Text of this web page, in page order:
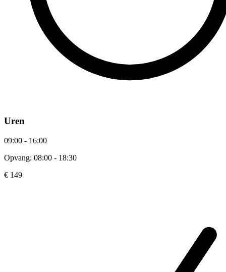
Uren
09:00 - 16:00
Opvang: 08:00 - 18:30
€ 149